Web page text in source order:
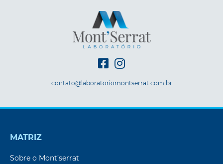
contato@laboratoriomontserrat.com.br
MATRIZ
Sobre o Mont’serrat